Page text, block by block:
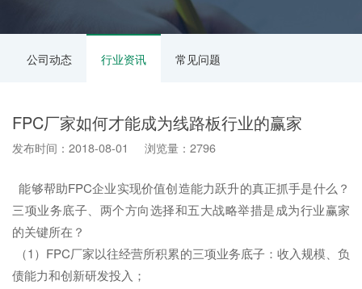
公司动态 行业资讯 常见问题
FPC厂家如何才能成为线路板行业的赢家
发布时间：2018-08-01 浏览量：2796
能够帮助FPC企业实现价值创造能力跃升的真正抓手是什么？
三项业务底子、两个方向选择和五大战略举措是成为行业赢家
的关键所在？
（1）FPC厂家以往经营所积累的三项业务底子：收入规模、负
债能力和创新研发投入；